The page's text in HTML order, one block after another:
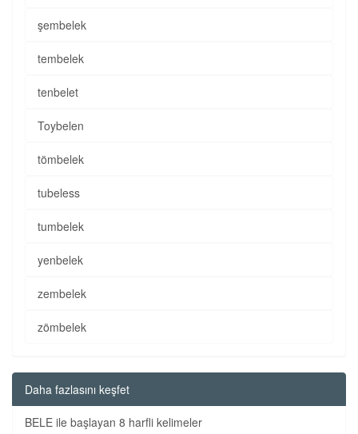
şembelek
tembelek
tenbelet
Toybelen
tömbelek
tubeless
tumbelek
yenbelek
zembelek
zömbelek
Daha fazlasını keşfet
BELE ile başlayan 8 harfli kelimeler